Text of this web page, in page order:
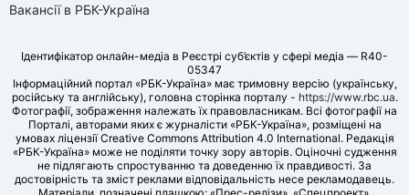
Вакансії в РБК-Україна
Ідентифікатор онлайн-медіа в Реєстрі суб’єктів у сфері медіа — R40-
05347
Інформаційний портал «РБК-Україна» має тримовну версію (українську,
російську та англійську), головна сторінка порталу - https://www.rbc.ua.
Фотографії, зображення належать їх правовласникам. Всі фотографії на
Порталі, авторами яких є журналісти «РБК-Україна», розміщені на
умовах ліцензії Creative Commons Attribution 4.0 International. Редакція
«РБК-Україна» може не поділяти точку зору авторів. Оціночні судження
не підлягають спростуванню та доведенню їх правдивості. За
достовірність та зміст реклами відповідальність несе рекламодавець.